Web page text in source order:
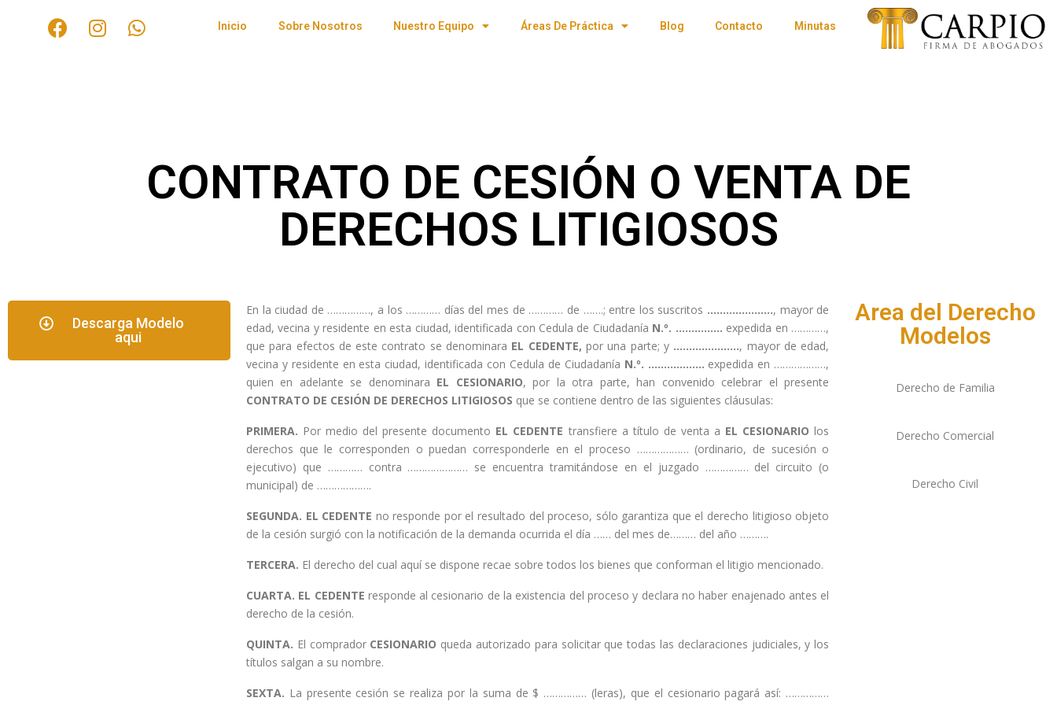
Inicio Sobre Nosotros Nuestro Equipo Áreas De Práctica Blog Contacto Minutas
CONTRATO DE CESIÓN O VENTA DE
DERECHOS LITIGIOSOS
Descarga Modelo
aqui
En la ciudad de ……………, a los ………… días del mes de ………… de …….; entre los suscritos …………………, mayor de
edad, vecina y residente en esta ciudad, identificada con Cedula de Ciudadanía N.º. …………… expedida en …………,
que para efectos de este contrato se denominara EL CEDENTE, por una parte; y …………………, mayor de edad,
vecina y residente en esta ciudad, identificada con Cedula de Ciudadanía N.º. ……………… expedida en ………………,
quien en adelante se denominara EL CESIONARIO, por la otra parte, han convenido celebrar el presente
CONTRATO DE CESIÓN DE DERECHOS LITIGIOSOS que se contiene dentro de las siguientes cláusulas:
PRIMERA. Por medio del presente documento EL CEDENTE transfiere a título de venta a EL CESIONARIO los
derechos que le corresponden o puedan corresponderle en el proceso ……………… (ordinario, de sucesión o
ejecutivo) que ………… contra ………………… se encuentra tramitándose en el juzgado …………… del circuito (o
municipal) de ……………….
SEGUNDA. EL CEDENTE no responde por el resultado del proceso, sólo garantiza que el derecho litigioso objeto
de la cesión surgió con la notificación de la demanda ocurrida el día …… del mes de……… del año ……….
TERCERA. El derecho del cual aquí se dispone recae sobre todos los bienes que conforman el litigio mencionado.
CUARTA. EL CEDENTE responde al cesionario de la existencia del proceso y declara no haber enajenado antes el
derecho de la cesión.
QUINTA. El comprador CESIONARIO queda autorizado para solicitar que todas las declaraciones judiciales, y los
títulos salgan a su nombre.
SEXTA. La presente cesión se realiza por la suma de $ …………… (leras), que el cesionario pagará así: ……………
Area del Derecho
Modelos
Derecho de Familia
Derecho Comercial
Derecho Civil